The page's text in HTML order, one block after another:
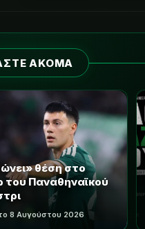
ΑΚΟΜΑ
θέση στο
του Παναθηναϊκού
8 Αυγούστου 2026